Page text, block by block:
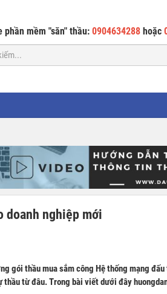
phần mềm "săn" thầu: 0904634288 hoặc
doanh nghiệp mới
gói thầu mua sắm công Hệ thống mạng
từ đâu. Trong bài viết dưới đây